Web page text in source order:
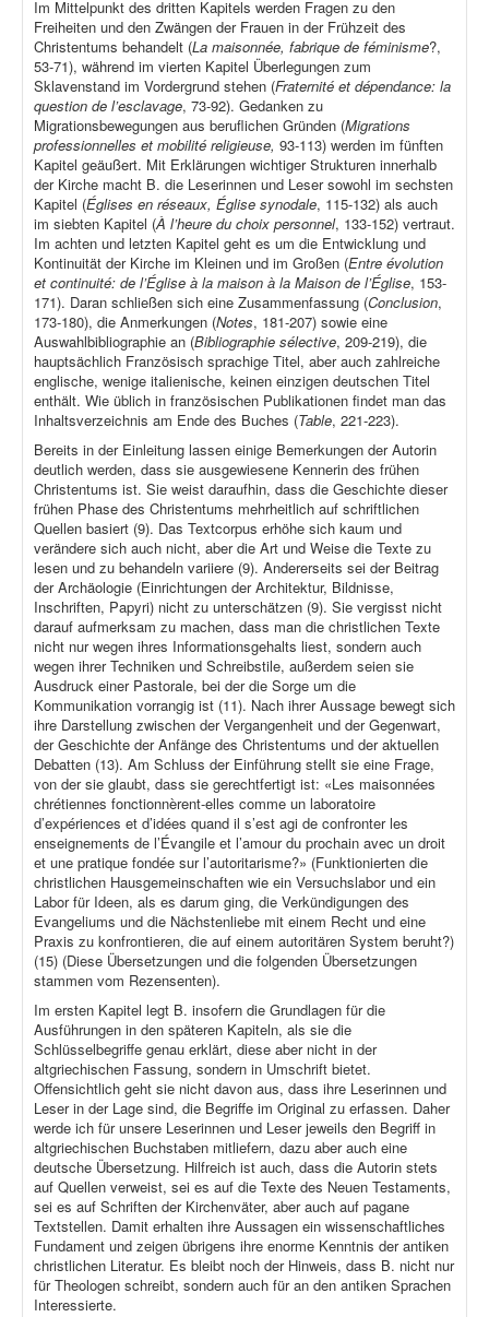
Im Mittelpunkt des dritten Kapitels werden Fragen zu den
Freiheiten und den Zwängen der Frauen in der Frühzeit des
Christentums behandelt (La maisonnée, fabrique de féminisme?,
53-71), während im vierten Kapitel Überlegungen zum
Sklavenstand im Vordergrund stehen (Fraternité et dépendance: la
question de l’esclavage, 73-92). Gedanken zu
Migrationsbewegungen aus beruflichen Gründen (Migrations
professionnelles et mobilité religieuse, 93-113) werden im fünften
Kapitel geäußert. Mit Erklärungen wichtiger Strukturen innerhalb
der Kirche macht B. die Leserinnen und Leser sowohl im sechsten
Kapitel (Églises en réseaux, Église synodale, 115-132) als auch
im siebten Kapitel (À l’heure du choix personnel, 133-152) vertraut.
Im achten und letzten Kapitel geht es um die Entwicklung und
Kontinuität der Kirche im Kleinen und im Großen (Entre évolution
et continuité: de l’Église à la maison à la Maison de l’Église, 153-
171). Daran schließen sich eine Zusammenfassung (Conclusion,
173-180), die Anmerkungen (Notes, 181-207) sowie eine
Auswahlbibliographie an (Bibliographie sélective, 209-219), die
hauptsächlich Französisch sprachige Titel, aber auch zahlreiche
englische, wenige italienische, keinen einzigen deutschen Titel
enthält. Wie üblich in französischen Publikationen findet man das
Inhaltsverzeichnis am Ende des Buches (Table, 221-223).
Bereits in der Einleitung lassen einige Bemerkungen der Autorin
deutlich werden, dass sie ausgewiesene Kennerin des frühen
Christentums ist. Sie weist daraufhin, dass die Geschichte dieser
frühen Phase des Christentums mehrheitlich auf schriftlichen
Quellen basiert (9). Das Textcorpus erhöhe sich kaum und
verändere sich auch nicht, aber die Art und Weise die Texte zu
lesen und zu behandeln variiere (9). Andererseits sei der Beitrag
der Archäologie (Einrichtungen der Architektur, Bildnisse,
Inschriften, Papyri) nicht zu unterschätzen (9). Sie vergisst nicht
darauf aufmerksam zu machen, dass man die christlichen Texte
nicht nur wegen ihres Informationsgehalts liest, sondern auch
wegen ihrer Techniken und Schreibstile, außerdem seien sie
Ausdruck einer Pastorale, bei der die Sorge um die
Kommunikation vorrangig ist (11). Nach ihrer Aussage bewegt sich
ihre Darstellung zwischen der Vergangenheit und der Gegenwart,
der Geschichte der Anfänge des Christentums und der aktuellen
Debatten (13). Am Schluss der Einführung stellt sie eine Frage,
von der sie glaubt, dass sie gerechtfertigt ist: «Les maisonnées
chrétiennes fonctionnèrent-elles comme un laboratoire
d’expériences et d’idées quand il s’est agi de confronter les
enseignements de l’Évangile et l’amour du prochain avec un droit
et une pratique fondée sur l’autoritarisme?» (Funktionierten die
christlichen Hausgemeinschaften wie ein Versuchslabor und ein
Labor für Ideen, als es darum ging, die Verkündigungen des
Evangeliums und die Nächstenliebe mit einem Recht und eine
Praxis zu konfrontieren, die auf einem autoritären System beruht?)
(15) (Diese Übersetzungen und die folgenden Übersetzungen
stammen vom Rezensenten).
Im ersten Kapitel legt B. insofern die Grundlagen für die
Ausführungen in den späteren Kapiteln, als sie die
Schlüsselbegriffe genau erklärt, diese aber nicht in der
altgriechischen Fassung, sondern in Umschrift bietet.
Offensichtlich geht sie nicht davon aus, dass ihre Leserinnen und
Leser in der Lage sind, die Begriffe im Original zu erfassen. Daher
werde ich für unsere Leserinnen und Leser jeweils den Begriff in
altgriechischen Buchstaben mitliefern, dazu aber auch eine
deutsche Übersetzung. Hilfreich ist auch, dass die Autorin stets
auf Quellen verweist, sei es auf die Texte des Neuen Testaments,
sei es auf Schriften der Kirchenväter, aber auch auf pagane
Textstellen. Damit erhalten ihre Aussagen ein wissenschaftliches
Fundament und zeigen übrigens ihre enorme Kenntnis der antiken
christlichen Literatur. Es bleibt noch der Hinweis, dass B. nicht nur
für Theologen schreibt, sondern auch für an den antiken Sprachen
Interessierte.